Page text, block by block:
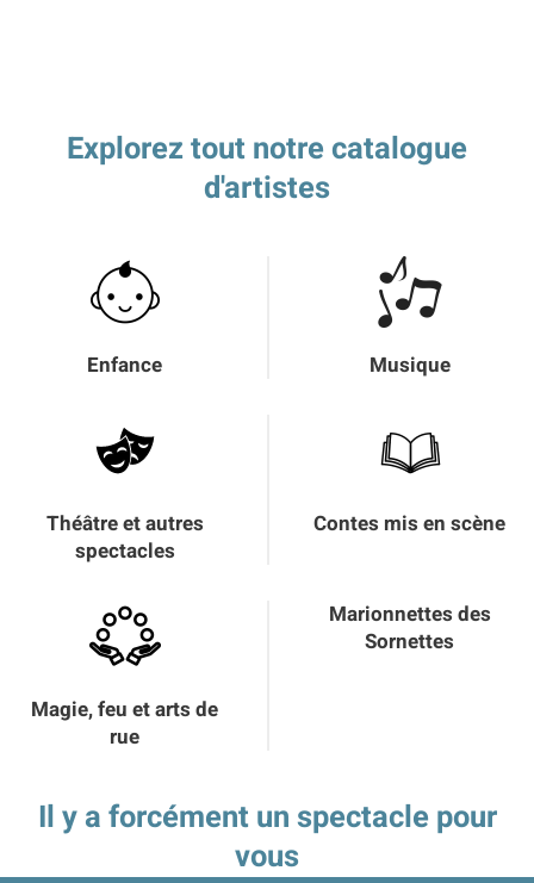
Explorez tout notre catalogue
d'artistes
Enfance Musique
Théâtre et autres
spectacles
Contes mis en scène
Magie, feu et arts de
rue
Marionnettes des
Sornettes
Il y a forcément un spectacle pour
vous